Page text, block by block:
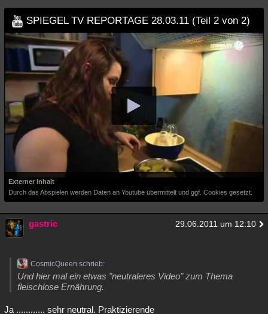
SPIEGEL TV REPORTAGE 28.03.11 (Teil 2 von 2)
Externer Inhalt
Durch das Abspielen werden Daten an Youtube übermittelt und ggf. Cookies gesetzt.
gastric 29.06.2011 um 12:10
CosmicQueen schrieb:
Und hier mal ein etwas "neutraleres Video" zum Thema
fleischlose Ernährung.
Ja ............ sehr neutral. Praktizierende